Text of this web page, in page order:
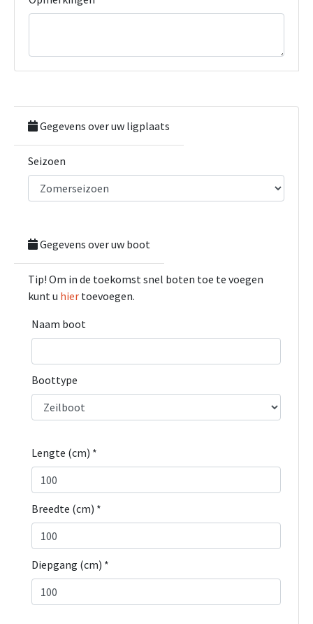
Gegevens over uw ligplaats
Seizoen
Gegevens over uw boot
Tip! Om in de toekomst snel boten toe te voegen
kunt u hier toevoegen.
Naam boot
Boottype
Lengte (cm) *
Breedte (cm) *
Diepgang (cm) *